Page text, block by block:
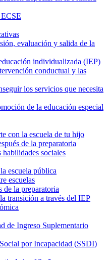
evaluación y salida de la
individualizada (IEP)
conductual y las
los servicios que necesita
de la educación especial
con la escuela de tu hijo
de la preparatoria
sociales
escuela pública
escuelas
de la preparatoria
transición a través del IEP
de Ingreso Suplementario
por Incapacidad (SSDI)